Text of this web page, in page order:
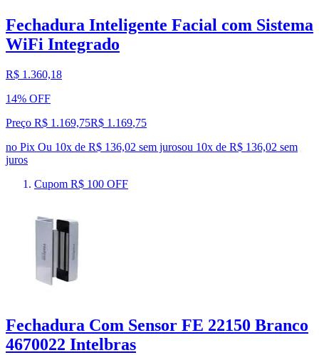
Fechadura Inteligente Facial com Sistema
WiFi Integrado
R$ 1.360,18
14% OFF
Preço R$ 1.169,75R$ 1.169,75
no Pix Ou 10x de R$ 136,02 sem jurosou 10x de R$ 136,02 sem
juros
Cupom R$ 100 OFF
Fechadura Com Sensor FE 22150 Branco
4670022 Intelbras